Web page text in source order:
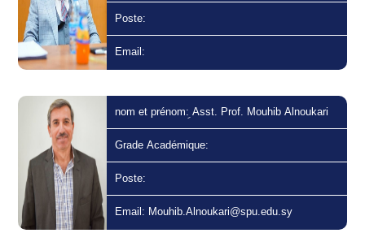
Poste:
Email:
nom et prénom: ِAsst. Prof. Mouhib Alnoukari
Grade Académique:
Poste:
Email: Mouhib.Alnoukari@spu.edu.sy